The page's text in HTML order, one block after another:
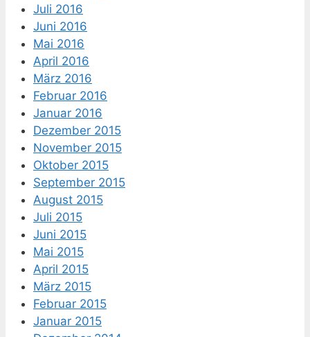
Juli 2016
Juni 2016
Mai 2016
April 2016
März 2016
Februar 2016
Januar 2016
Dezember 2015
November 2015
Oktober 2015
September 2015
August 2015
Juli 2015
Juni 2015
Mai 2015
April 2015
März 2015
Februar 2015
Januar 2015